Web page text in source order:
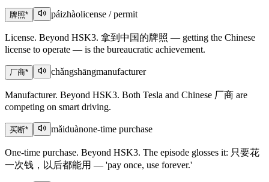
牌照* páizhàolicense / permit
License. Beyond HSK3. 拿到中国的牌照 — getting the Chinese
license to operate — is the bureaucratic achievement.
厂商* chǎngshāngmanufacturer
Manufacturer. Beyond HSK3. Both Tesla and Chinese 厂商 are
competing on smart driving.
买断* mǎiduànone-time purchase
One-time purchase. Beyond HSK3. The episode glosses it: 只要花
一次钱，以后都能用 — 'pay once, use forever.'